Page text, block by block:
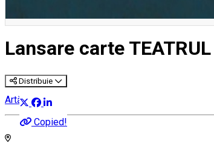
Lansare carte
Distribuie
Copied!
Artă